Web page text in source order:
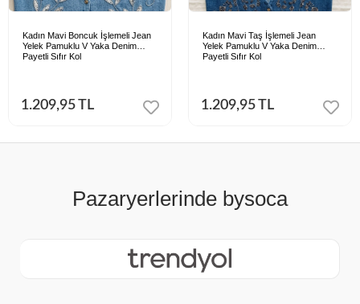
Kadın Mavi Boncuk İşlemeli Jean
Yelek Pamuklu V Yaka Denim
Payetli Sıfır Kol
1.209,95 TL
Kadın Mavi Taş İşlemeli Jean
Yelek Pamuklu V Yaka Denim
Payetli Sıfır Kol
1.209,95 TL